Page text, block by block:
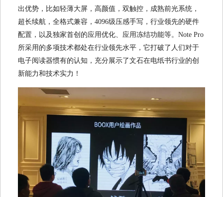
出优势，比如轻薄大屏，高颜值，双触控，成熟前光系统，
超长续航，全格式兼容，4096级压感手写，行业领先的硬件
配置，以及独家首创的应用优化、应用冻结功能等。Note Pro
所采用的多项技术都处在行业领先水平，它打破了人们对于
电子阅读器惯有的认知，充分展示了文石在电纸书行业的创
新能力和技术实力！